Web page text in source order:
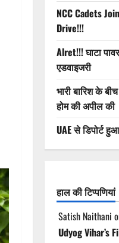
NCC Cadets
Drive!!!
Alret!!! घाटा
एडवाइजरी
भारी बारिश के
होम की अपील की
UAE से डिपोर्ट
हाल की टिप्पणियां
Satish Naithani
Udyog Vihar’s